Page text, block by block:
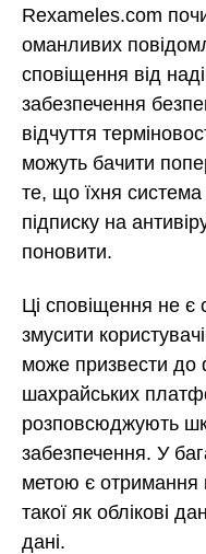
Rexameles.com
оманливих
сповіщення від
забезпечення
відчуття
можуть бачити
те, що їхня
підписку на
поновити.
Ці сповіщення не
змусити
може призвести до
шахрайських
розповсюджують
забезпечення. У
метою є отримання
такої як облікові
дані.